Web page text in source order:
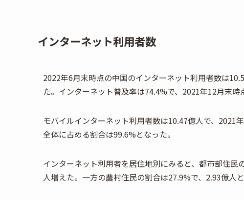
インターネット利用者数
2022年6月末時点の中国のインターネット利用者数は
た。インターネット普及率は74.4%で、2021年12月末時
モバイルインターネット利用者数は10.47億人で、2021
全体に占める割合は99.6%となった。
インターネット利用者を居住地別にみると、都市部住
人増えた。一方の農村住民の割合は27.9%で、2.93億人と